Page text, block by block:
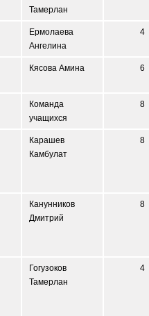
Тамерлан
Ермолаева
Ангелина
4
Кясова Амина 6
Команда
учащихся
8
Карашев
Камбулат
8
Канунников
Дмитрий
8
Гогузоков
Тамерлан
4